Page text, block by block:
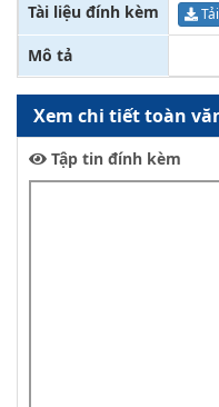
Tài liệu đính kèm
Mô tả
Xem chi tiết toàn
Tập tin đính kèm